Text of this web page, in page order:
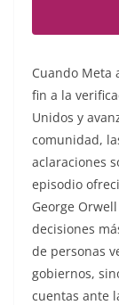
Cuando Meta
fin a la
Unidos y
comunidad,
aclaraciones
episodio
George
decisiones
de personas
gobiernos,
cuentas ante